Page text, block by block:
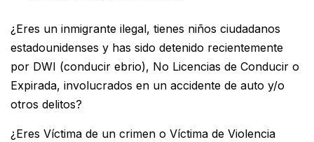
¿Eres un inmigrante ilegal, tienes niños ciudadanos
estadounidenses y has sido detenido recientemente
por DWI (conducir ebrio), No Licencias de Conducir o
Expirada, involucrados en un accidente de auto y/o
otros delitos?
¿Eres Víctima de un crimen o Víctima de Violencia